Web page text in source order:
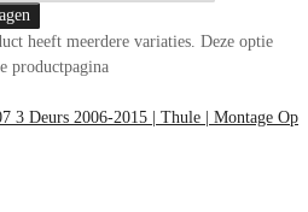
heeft meerdere variaties. Deze optie
productpagina